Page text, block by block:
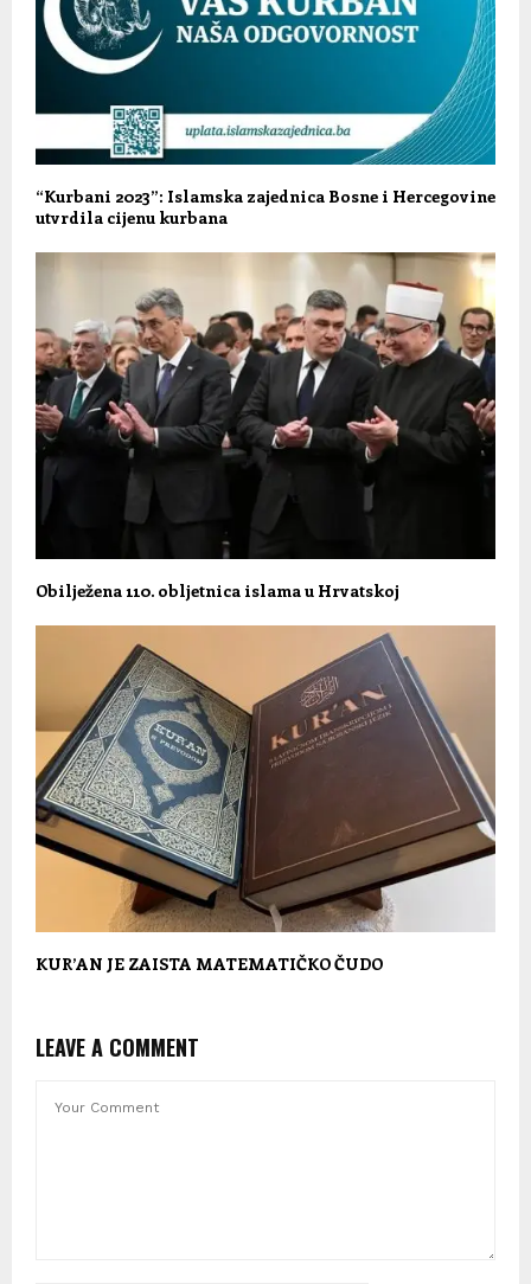
“Kurbani 2023”: Islamska zajednica Bosne i Hercegovine
utvrdila cijenu kurbana
Obilježena 110. obljetnica islama u Hrvatskoj
KUR’AN JE ZAISTA MATEMATIČKO ČUDO
LEAVE A COMMENT